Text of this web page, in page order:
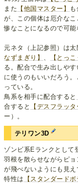
また 【他国マスター】
が、この個体は厄介なこ
惨なことになるので可能
元ネタ（上記参照）は太
なずまぎり】 、 【とっこ
る。配合で生み出しやす
に使うのもいいだろう
っている。
鳥系を相手に配合すると
合すると
【デスフラッタ
ー）。
テリワン3D
ゾンビ系Eランクとして
羽根を散らせながらピ
が飛べないようにも見え
特性は
【スタンダードボ